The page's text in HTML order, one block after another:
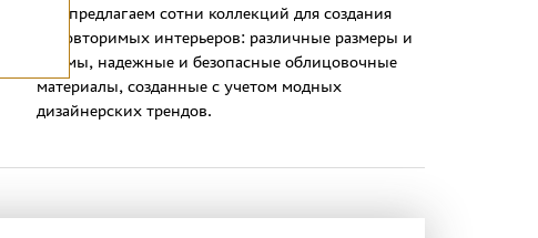
Мы предлагаем сотни коллекций для создания
неповторимых интерьеров: различные размеры и
формы, надежные и безопасные облицовочные
материалы, созданные с учетом модных
дизайнерских трендов.